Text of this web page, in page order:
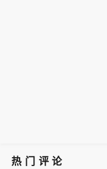
热门评论